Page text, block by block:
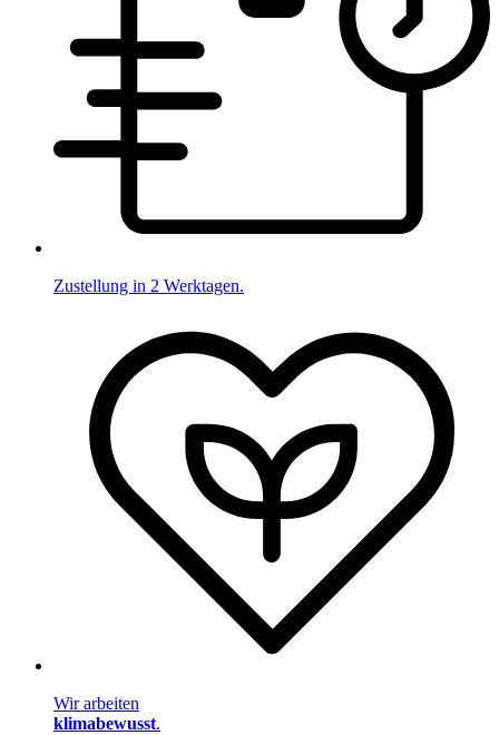
Zustellung in 2 Werktagen.
Wir arbeiten
klimabewusst.